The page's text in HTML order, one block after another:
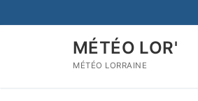
au
MÉTÉO LOR'
MÉTÉO LORRAINE